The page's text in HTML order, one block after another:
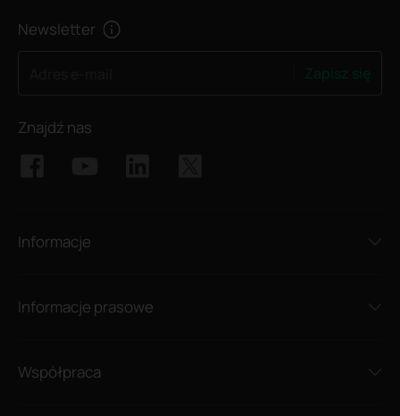
Newsletter
Znajdź nas
Informacje
Informacje prasowe
Współpraca